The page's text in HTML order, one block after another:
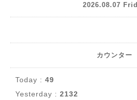
2026.08.07
カウンター
Today : 49
Yesterday : 2132